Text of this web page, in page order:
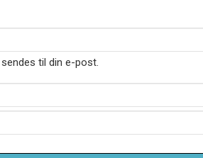
til din e-post.